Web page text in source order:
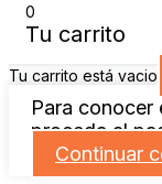
0
Tu carrito
Tu carrito está vacio
Para conocer
proceda al
Continuar